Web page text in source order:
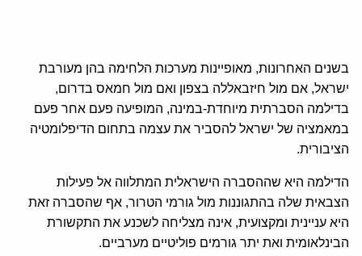
בשנים האחרונות, מאופיינות מערכות הלחימה בהן מעורבת
ישראל, אם מול חיזבאללה בצפון ואם מול חמאס בדרום,
בדילמה הסברתית מיוחדת-במינה, המופיעה פעם אחר פעם
במאמציה של ישראל להסביר את עצמה בתחום הדיפלומטיה
הציבורית.
הדילמה היא שההסברה הישראלית המתלווה אל פעילות
הצבאית שלה בהתגוננות מול גורמי הטרור, אף שהסברה זאת
היא עניינית ומקצועית, אינה מצליחה לשכנע את התקשורת
הבינלאומית ואת יתר גורמים פוליטיים מערביים.